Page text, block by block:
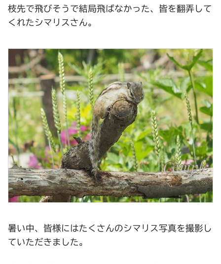
枝先で飛びそうで結局飛ばなかった、皆を翻弄して
くれたシマリスさん。
暑い中、皆様にはたくさんのシマリス写真を撮影し
ていただきました。